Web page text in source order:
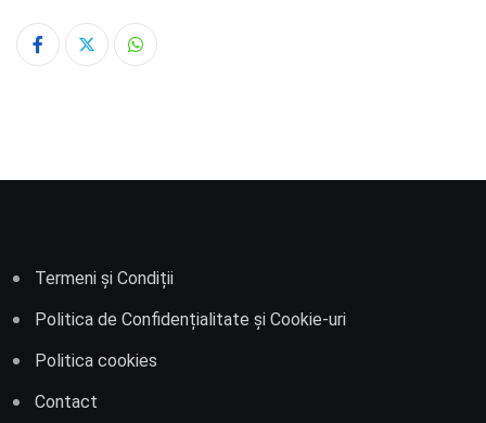
Whatsapp
Termeni și Condiții
Politica de Confidențialitate și Cookie-uri
Politica cookies
Contact